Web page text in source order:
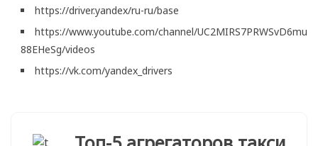
https://driver.yandex/ru-ru/base
https://www.youtube.com/channel/UC2MIRS7PRWSvD6mu
88EHeSg/videos
https://vk.com/yandex_drivers